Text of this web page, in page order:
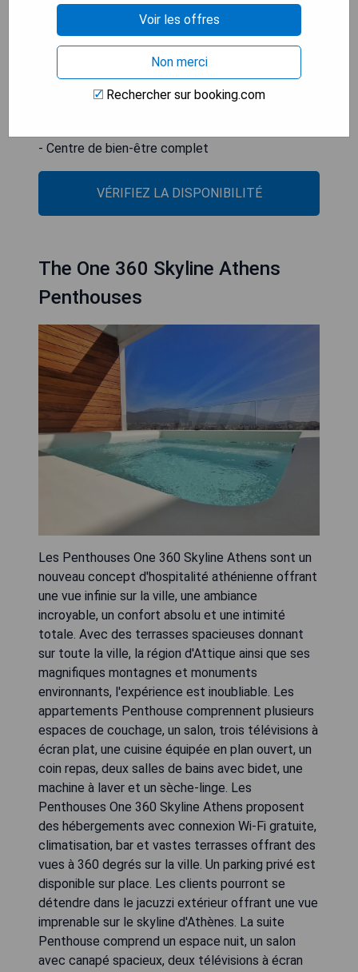
pour offrir un large éventail de services et
installations afin d'assurer le confort des clients.
- Emplacement central idéal
- Piscine sur le toit avec vue panoramique
- Centre de bien-être complet
VÉRIFIEZ LA DISPONIBILITÉ
The One 360 Skyline Athens
Penthouses
Les Penthouses One 360 Skyline Athens sont un
nouveau concept d'hospitalité athénienne offrant
une vue infinie sur la ville, une ambiance
incroyable, un confort absolu et une intimité
totale. Avec des terrasses spacieuses donnant
sur toute la ville, la région d'Attique ainsi que ses
magnifiques montagnes et monuments
environnants, l'expérience est inoubliable. Les
appartements Penthouse comprennent plusieurs
espaces de couchage, un salon, trois télévisions à
écran plat, une cuisine équipée en plan ouvert, un
coin repas, deux salles de bains avec bidet, une
machine à laver et un sèche-linge. Les
Penthouses One 360 Skyline Athens proposent
des hébergements avec connexion Wi-Fi gratuite,
climatisation, bar et vastes terrasses offrant des
vues à 360 degrés sur la ville. Un parking privé est
disponible sur place. Les clients pourront se
détendre dans le jacuzzi extérieur offrant une vue
imprenable sur le skyline d'Athènes. La suite
Penthouse comprend un espace nuit, un salon
avec canapé spacieux, deux télévisions à écran
Voir les offres
Non merci
Rechercher sur booking.com